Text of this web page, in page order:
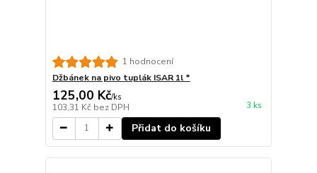
1 hodnocení
Džbánek na pivo tuplák ISAR 1l *
125,00 Kč/ks
103,31 Kč bez DPH 3 ks
Přidat do košíku